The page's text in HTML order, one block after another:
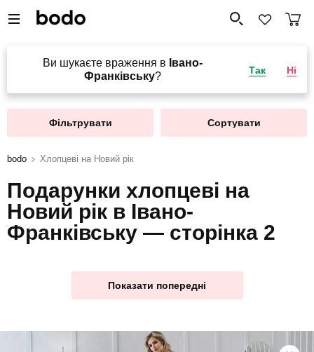
Ви шукаєте враження в Івано-
Франківську?
Так Ні
Фільтрувати Сортувати
bodo Хлопцеві на Новий рік
Подарунки хлопцеві на
Новий рік в Івано-
Франківську — сторінка 2
Показати попередні